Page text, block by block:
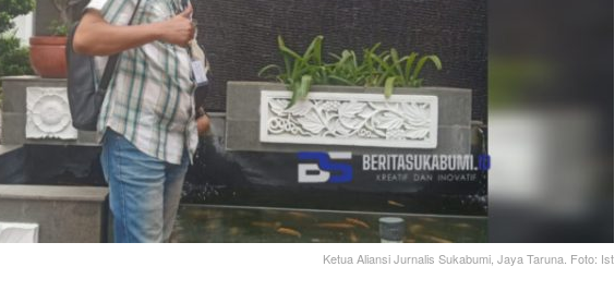
Ketua Aliansi Jurnalis Sukabumi, Jaya Taruna. Foto: Ist